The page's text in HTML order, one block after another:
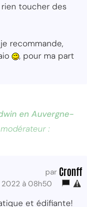
toucher des
recommande,
, pour ma part
en Auvergne-
:
par Cronff
à 08h50
et édifiante!